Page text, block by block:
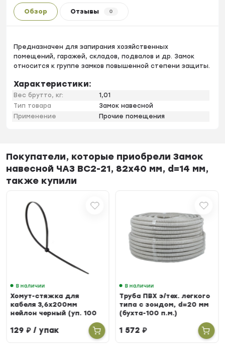
Обзор Отзывы 0
Предназначен для запирания хозяйственных
помещений, гаражей, складов, подвалов и др. Замок
относится к группе замков повышенной степени защиты.
Характеристики:
Вес брутто, кг:
1,01
Тип товара
Замок навесной
Применение
Прочие помещения
Покупатели, которые приобрели Замок
навесной ЧАЗ ВС2-21, 82х40 мм, d=14 мм,
также купили
В наличии
Хомут-стяжка для
кабеля 3,6х200мм
нейлон черный (уп. 100
129₽/ упак
В наличии
Труба ПВХ э/тех. легкого
типа с зондом, d=20 мм
(бухта-100 п.м.)
1 572₽